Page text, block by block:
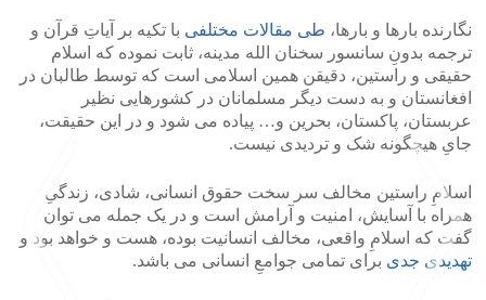
نگارنده بارها و بارها، طی مقالات مختلفی با تکیه بر آیاتِ قرآن و
ترجمه بدونِ سانسور سخنان الله مدینه، ثابت نموده که اسلام
حقیقی و راستین، دقیقن همین اسلامی است که توسط طالبان در
افغانستان و به دست دیگر مسلمانان در کشورهایی نظیر
عربستان، پاکستان، بحرین و… پیاده می شود و در این حقیقت،
جایِ هیچگونه شک و تردیدی نیست.
اسلامِ راستین مخالف سر سخت حقوق انسانی، شادی، زندگیِ
همراه با آسایش، امنیت و آرامش است و در یک جمله می توان
گفت که اسلامِ واقعی، مخالف انسانیت بوده، هست و خواهد بود و
تهدیدی جدی برای تمامی جوامعِ انسانی می باشد.